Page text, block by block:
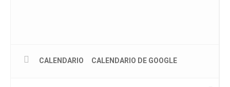
CALENDARIO CALENDARIO DE GOOGLE